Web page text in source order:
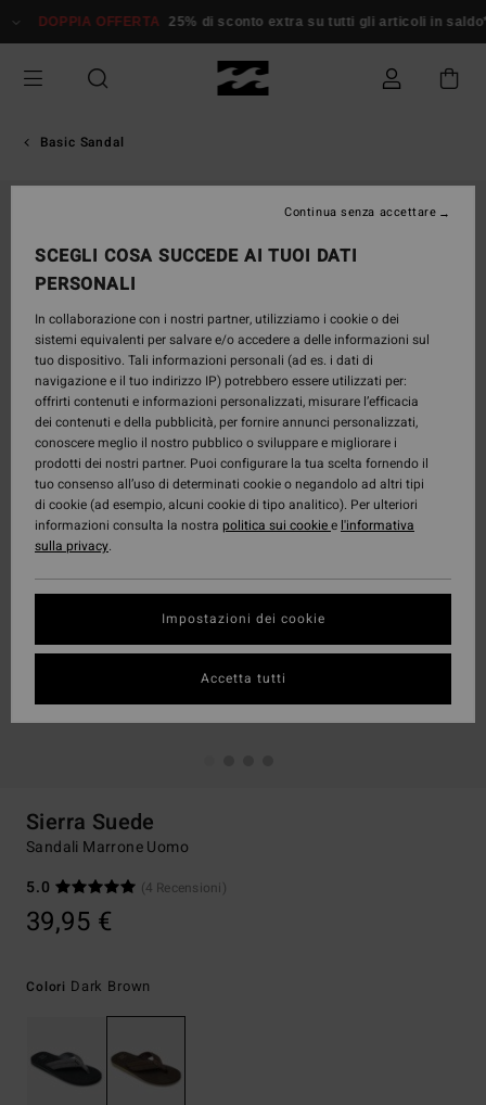
alle
prodotto
DOPPIA OFFERTA 25% di sconto extra su tutti gli articoli in saldo*
Basic Sandal
Sierra Suede
Sandali Marrone Uomo
5.0
(4 Recensioni)
39,95 €
Colori Dark Brown
SCEGLI COSA SUCCEDE AI TUOI DATI
PERSONALI
In collaborazione con i nostri partner, utilizziamo i cookie o dei
sistemi equivalenti per salvare e/o accedere a delle informazioni sul
tuo dispositivo. Tali informazioni personali (ad es. i dati di
navigazione e il tuo indirizzo IP) potrebbero essere utilizzati per:
offrirti contenuti e informazioni personalizzati, misurare l’efficacia
dei contenuti e della pubblicità, per fornire annunci personalizzati,
conoscere meglio il nostro pubblico o sviluppare e migliorare i
prodotti dei nostri partner. Puoi configurare la tua scelta fornendo il
tuo consenso all’uso di determinati cookie o negandolo ad altri tipi
di cookie (ad esempio, alcuni cookie di tipo analitico). Per ulteriori
informazioni consulta la nostra politica sui cookiee l'informativa
sulla privacy.
Impostazioni dei cookie
Continua senza accettare
Accetta tutti